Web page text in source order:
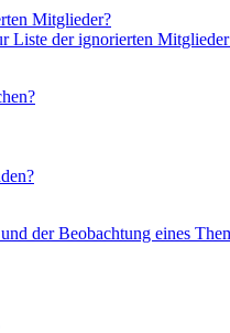
Mitglieder?
der ignorierten
der Beobachtung eines